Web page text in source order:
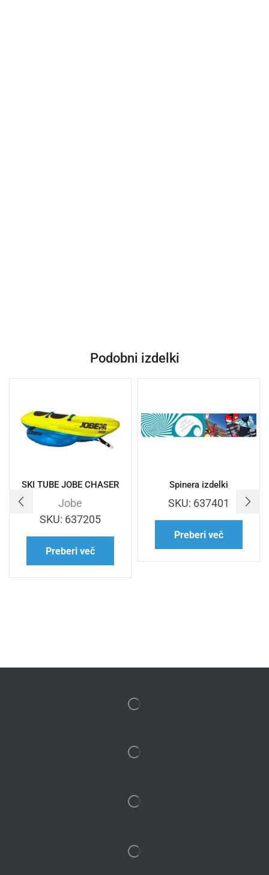
Podobni izdelki
SKI TUBE JOBE CHASER
Jobe
SKU: 637205
Preberi več
Spinera izdelki
SKU: 637401
Preberi več